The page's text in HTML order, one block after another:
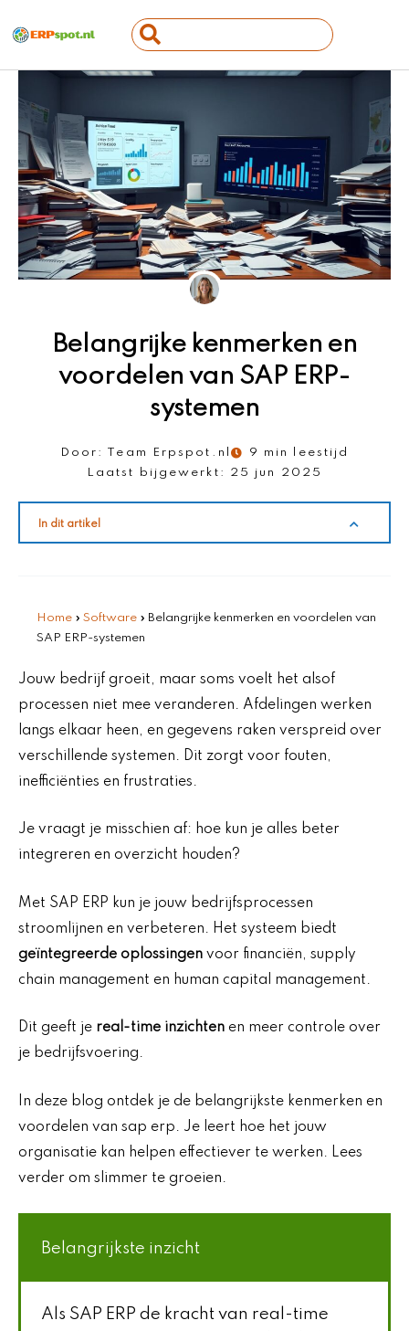
naar
inhoud
Search
...
Belangrijke kenmerken en
voordelen van SAP ERP-
systemen
Door: Team Erpspot.nl
9 min leestijd
Laatst bijgewerkt:
25 jun 2025
In dit artikel
Home » Software » Belangrijke kenmerken en voordelen van
SAP ERP-systemen
Jouw bedrijf groeit, maar soms voelt het alsof
processen niet mee veranderen. Afdelingen werken
langs elkaar heen, en gegevens raken verspreid over
verschillende systemen. Dit zorgt voor fouten,
inefficiënties en frustraties.
Je vraagt je misschien af: hoe kun je alles beter
integreren en overzicht houden?
Met SAP ERP kun je jouw bedrijfsprocessen
stroomlijnen en verbeteren. Het systeem biedt
geïntegreerde oplossingen voor financiën, supply
chain management en human capital management.
Dit geeft je real-time inzichten en meer controle over
je bedrijfsvoering.
In deze blog ontdek je de belangrijkste kenmerken en
voordelen van sap erp. Je leert hoe het jouw
organisatie kan helpen effectiever te werken. Lees
verder om slimmer te groeien.
Belangrijkste inzicht
Als SAP ERP de kracht van real-time